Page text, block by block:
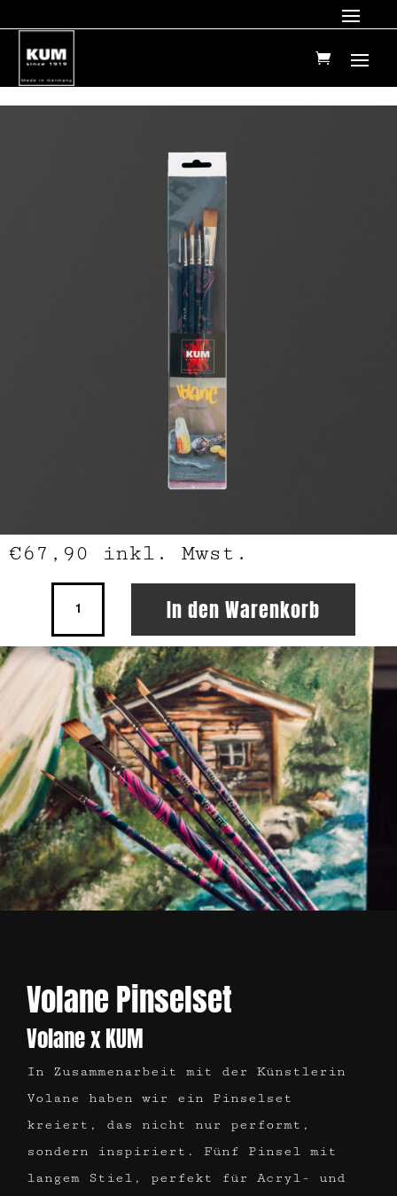
€67,90 inkl. Mwst.
Volane
Pinselset
Menge
In den Warenkorb
Volane Pinselset
Volane x KUM
In Zusammenarbeit mit der Künstlerin
Volane haben wir ein Pinselset
kreiert, das nicht nur performt,
sondern inspiriert. Fünf Pinsel mit
langem Stiel, perfekt für Acryl- und